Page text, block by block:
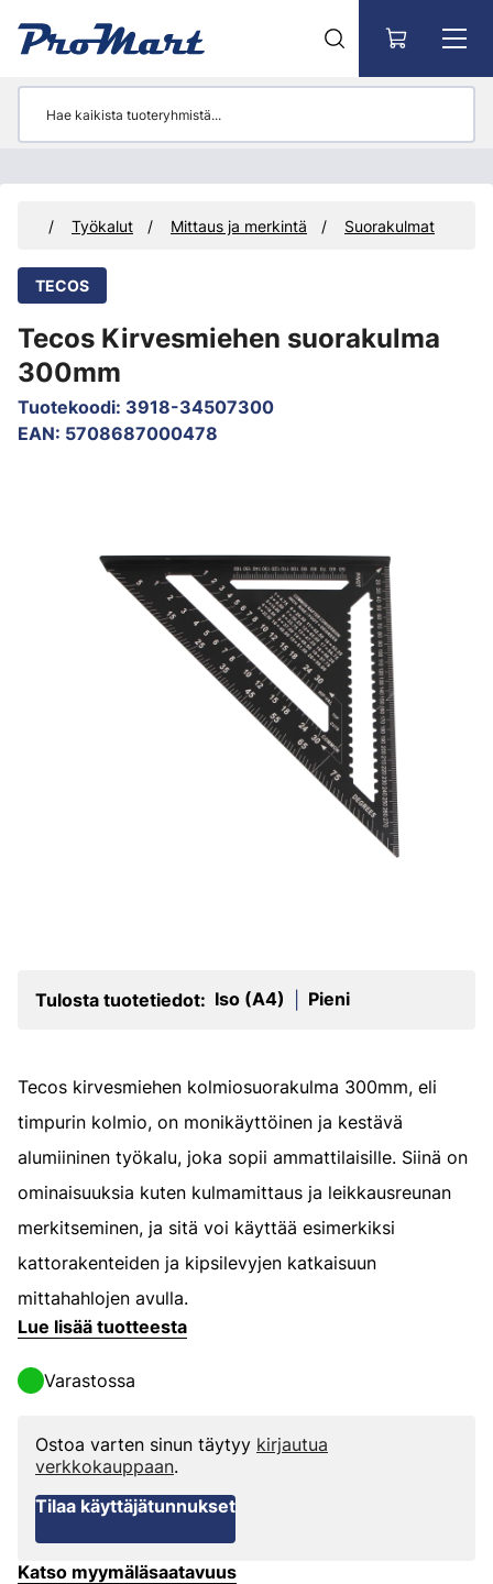
Työkalut Mittaus ja merkintä Suorakulmat
TECOS
Tecos Kirvesmiehen suorakulma
300mm
Tuotekoodi: 3918-34507300
EAN: 5708687000478
Tulosta tuotetiedot: Iso (A4) Pieni
Tecos kirvesmiehen kolmiosuorakulma 300mm, eli
timpurin kolmio, on monikäyttöinen ja kestävä
alumiininen työkalu, joka sopii ammattilaisille. Siinä on
ominaisuuksia kuten kulmamittaus ja leikkausreunan
merkitseminen, ja sitä voi käyttää esimerkiksi
kattorakenteiden ja kipsilevyjen katkaisuun
mittahahlojen avulla.
Lue lisää tuotteesta
Varastossa
Ostoa varten sinun täytyy kirjautua
verkkokauppaan.
Tilaa käyttäjätunnukset
Katso myymäläsaatavuus